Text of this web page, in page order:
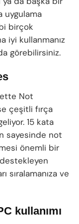
uygulama
birçok
iyi kullanmanız
görebilirsiniz.
Not
çeşitli fırça
15 kata
sayesinde not
önemli bir
sıralamanıza ve
kullanımı